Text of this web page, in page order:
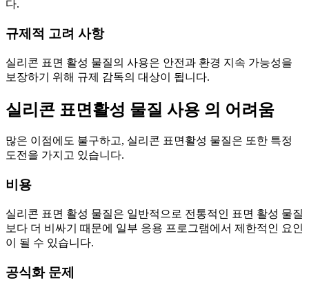
다.
규제적 고려 사항
실리콘 표면 활성 물질의 사용은 안전과 환경 지속 가능성을
보장하기 위해 규제 감독의 대상이 됩니다.
실리콘 표면활성 물질 사용 의 어려움
많은 이점에도 불구하고, 실리콘 표면활성 물질은 또한 특정
도전을 가지고 있습니다.
비용
실리콘 표면 활성 물질은 일반적으로 전통적인 표면 활성 물질
보다 더 비싸기 때문에 일부 응용 프로그램에서 제한적인 요인
이 될 수 있습니다.
공식화 문제